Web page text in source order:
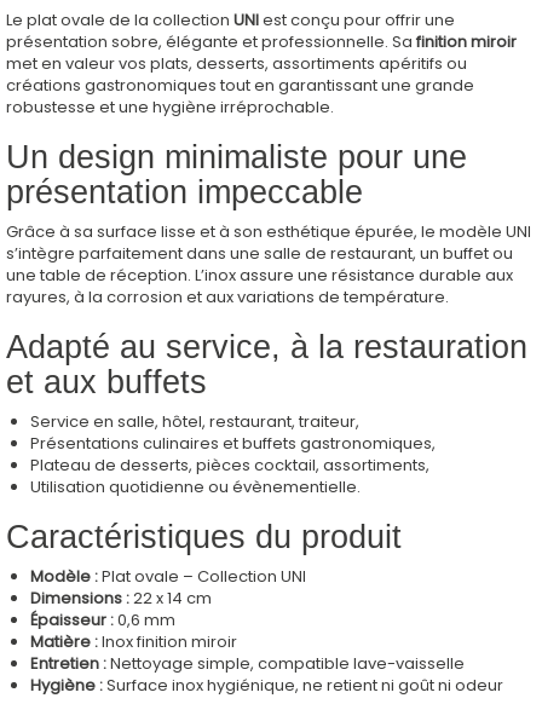
Le plat ovale de la collection UNIest conçu pour offrir une
présentation sobre, élégante et professionnelle. Sa finition miroir
met en valeur vos plats, desserts, assortiments apéritifs ou
créations gastronomiques tout en garantissant une grande
robustesse et une hygiène irréprochable.
Un design minimaliste pour une
présentation impeccable
Grâce à sa surface lisse et à son esthétique épurée, le modèle UNI
s’intègre parfaitement dans une salle de restaurant, un buffet ou
une table de réception. L’inox assure une résistance durable aux
rayures, à la corrosion et aux variations de température.
Adapté au service, à la restauration
et aux buffets
Service en salle, hôtel, restaurant, traiteur,
Présentations culinaires et buffets gastronomiques,
Plateau de desserts, pièces cocktail, assortiments,
Utilisation quotidienne ou évènementielle.
Caractéristiques du produit
Modèle :Plat ovale – Collection UNI
Dimensions :22 x 14 cm
Épaisseur :0,6 mm
Matière :Inox finition miroir
Entretien :Nettoyage simple, compatible lave-vaisselle
Hygiène :Surface inox hygiénique, ne retient ni goût ni odeur